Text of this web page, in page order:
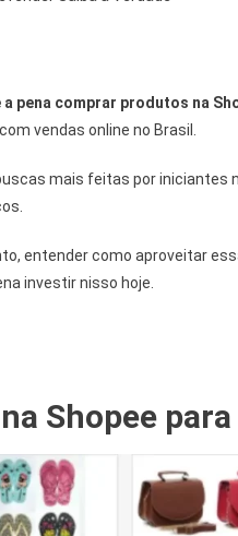
a pena comprar produtos na
vendas online no Brasil.
mais feitas por iniciantes
entender como aproveitar
investir nisso hoje.
Shopee